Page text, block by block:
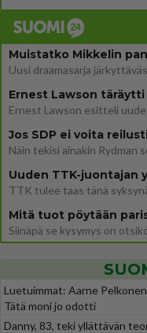
Muistatko Mikkelin
Mitä tuot pöytään
Luetuimmat: Aarne
Tätä moni jo odotti
Danny, 83, teki yllättävän